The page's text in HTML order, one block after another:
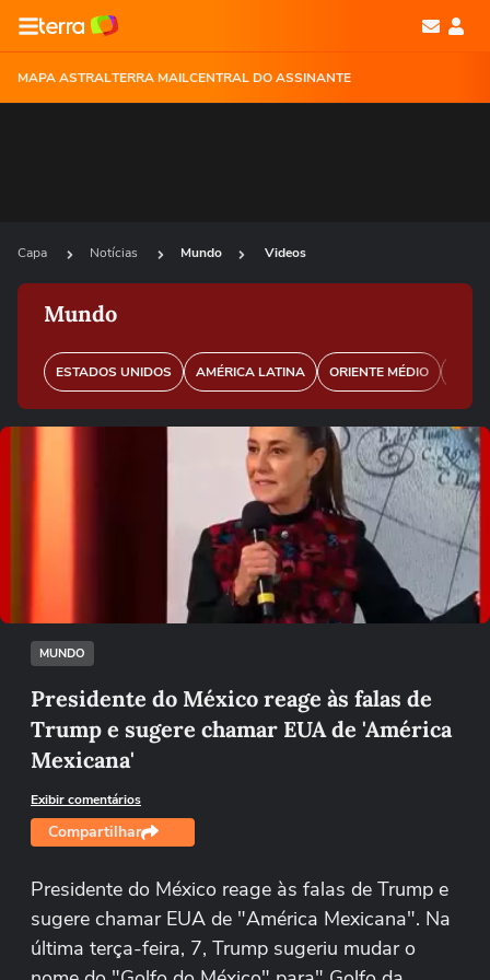
MAPA ASTRALTERRA MAILCENTRAL DO ASSINANTE
Capa Notícias Mundo Videos
Mundo
ESTADOS UNIDOS AMÉRICA LATINA ORIENTE MÉDIO
Não foi possível reproduzir o vídeo
Tentar novamente
MUNDO
Presidente do México reage às falas de
Trump e sugere chamar EUA de 'América
Mexicana'
Exibir comentários
Compartilhar
Presidente do México reage às falas de Trump e
sugere chamar EUA de "América Mexicana". Na
última terça-feira, 7, Trump sugeriu mudar o